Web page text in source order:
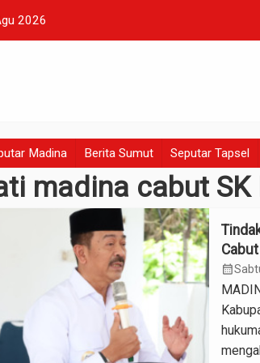
2026
Madina Berita Sumut Seputar Tapsel
madina cabut
calendar_month